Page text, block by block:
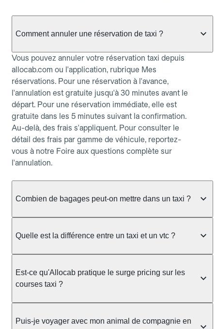
Comment annuler une réservation de taxi ?
Vous pouvez annuler votre réservation taxi depuis
allocab.com ou l'application, rubrique Mes
réservations. Pour une réservation à l'avance,
l'annulation est gratuite jusqu'à 30 minutes avant le
départ. Pour une réservation immédiate, elle est
gratuite dans les 5 minutes suivant la confirmation.
Au-delà, des frais s'appliquent. Pour consulter le
détail des frais par gamme de véhicule, reportez-
vous à notre Foire aux questions complète sur
l'annulation.
Combien de bagages peut-on mettre dans un taxi ?
taxi berline accueille en général jusqu'à 3 bagages
ou nombreux, précisez-le dans le champ "Message
au chauffeur" lors de la réservation. Le prix n'est
pas impacté par le nombre de bagages.
Quelle est la différence entre un taxi et un vtc ?
prendre en charge directement dans la rue, à une
station ou sur réservation, avec un tarif au
réservation et propose un prix fixe annoncé à
l'avance. Chez Allocab, réservez facilement votre
Est-ce qu'Allocab pratique le surge pricing sur les
courses taxi ?
réglementation préfectorale et suit un barème
Puis-je voyager avec mon animal de compagnie en